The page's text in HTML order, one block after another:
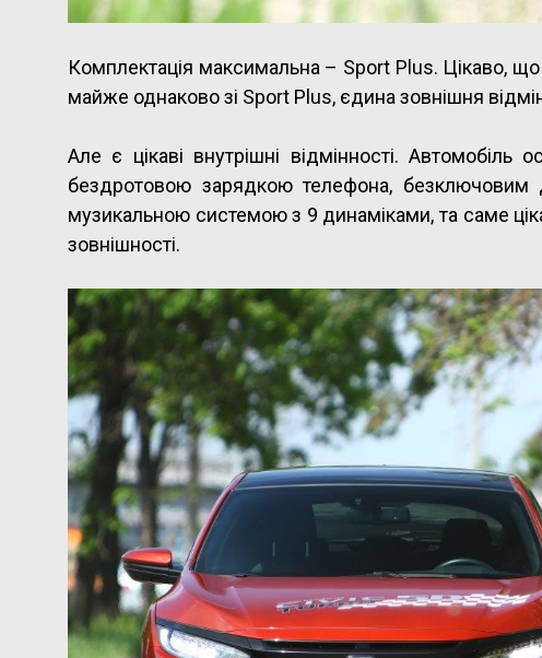
Комплектація максимальна – Sport Plus. Цікаво, що
майже однаково зі Sport Plus, єдина зовнішня
Але є цікаві внутрішні відмінності. Автомобіль
бездротовою зарядкою телефона, безключовим
музикальною системою з 9 динаміками, та саме
зовнішності.